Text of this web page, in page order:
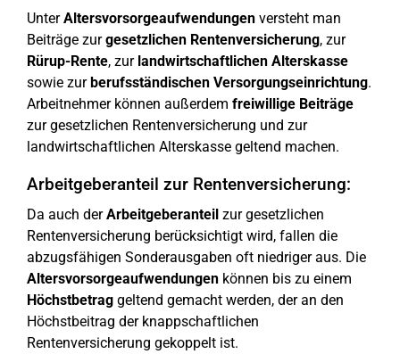
UnterAltersvorsorgeaufwendungen versteht man
Beiträge zurgesetzlichen Rentenversicherung, zur
Rürup-Rente, zur landwirtschaftlichen Alterskasse
sowie zurberufsständischen Versorgungseinrichtung.
Arbeitnehmer können außerdem freiwillige Beiträge
zur gesetzlichen Rentenversicherung und zur
landwirtschaftlichen Alterskasse geltend machen.
Arbeitgeberanteil zur Rentenversicherung:
Da auch derArbeitgeberanteil zur gesetzlichen
Rentenversicherung berücksichtigt wird, fallen die
abzugsfähigen Sonderausgaben oft niedriger aus. Die
Altersvorsorgeaufwendungen können bis zu einem
Höchstbetrag geltend gemacht werden, der an den
Höchstbeitrag der knappschaftlichen
Rentenversicherung gekoppelt ist.